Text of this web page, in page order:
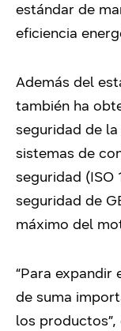
estándar de
eficiencia
Además del
también ha
seguridad de
sistemas de
seguridad
seguridad de
máximo del
“Para expandir
de suma
los